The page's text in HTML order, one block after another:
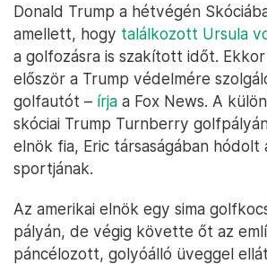
Donald Trump a hétvégén
amellett, hogy találkozott Ursula
a golfozásra is szakított időt.
először a Trump védelmére
golfautót – írja a Fox News. A
skóciai Trump Turnberry
elnök fia, Eric társaságában hódolt
sportjának.
Az amerikai elnök egy sima
pályán, de végig követte őt az
páncélozott, golyóálló üveggel